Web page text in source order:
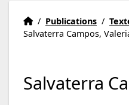
Institut Eric Weil
Accueil
/ Publications /
Salvaterra Campos,
Salvaterra